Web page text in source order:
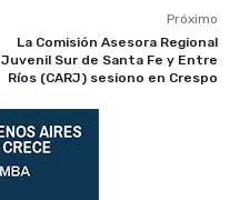
Próximo
La Comisión Asesora Regional
Juvenil Sur de Santa Fe y Entre
Ríos (CARJ) sesiono en Crespo